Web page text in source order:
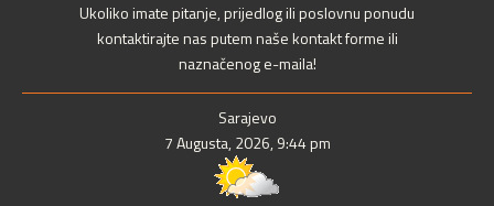
Ukoliko imate pitanje, prijedlog ili poslovnu ponudu
kontaktirajte nas putem naše kontakt forme ili
naznačenog e-maila!
Sarajevo
7 Augusta, 2026, 9:44 pm